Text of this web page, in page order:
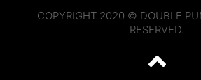
COPYRIGHT 2020 © DOUBLE
RESERVED.